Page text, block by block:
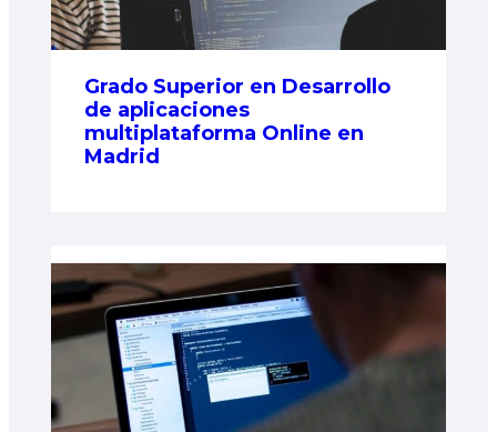
Grado Superior en Desarrollo
de aplicaciones
multiplataforma Online en
Madrid